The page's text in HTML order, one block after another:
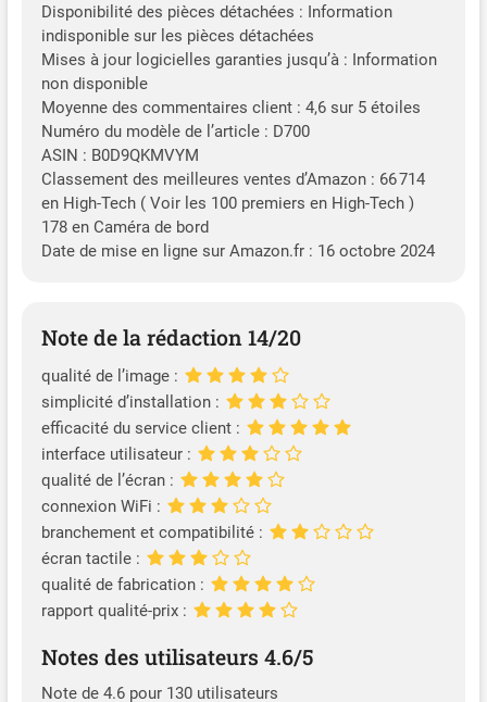
Disponibilité des pièces détachées : Information
indisponible sur les pièces détachées
Mises à jour logicielles garanties jusqu’à : Information
non disponible
Moyenne des commentaires client : 4,6 sur 5 étoiles
Numéro du modèle de l’article : D700
ASIN : B0D9QKMVYM
Classement des meilleures ventes d’Amazon : 66 714
en High-Tech ( Voir les 100 premiers en High-Tech )
178 en Caméra de bord
Date de mise en ligne sur Amazon.fr : 16 octobre 2024
Note de la rédaction 14/20
qualité de l’image :
simplicité d’installation :
efficacité du service client :
interface utilisateur :
qualité de l’écran :
connexion WiFi :
branchement et compatibilité :
écran tactile :
qualité de fabrication :
rapport qualité-prix :
Notes des utilisateurs 4.6/5
Note de 4.6 pour 130 utilisateurs